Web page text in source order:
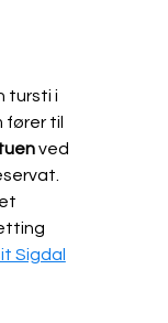
tursti i
fører til
ved
Sigdal